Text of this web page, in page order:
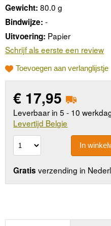
Gewicht: 80.0 g
Bindwijze: -
Uitvoering: Papier
Schrijf als eerste een review
Toevoegen aan verlanglijstje
€ 17,95
Leverbaar in 5 - 10
Levertijd Belgie
In
Gratis verzending in